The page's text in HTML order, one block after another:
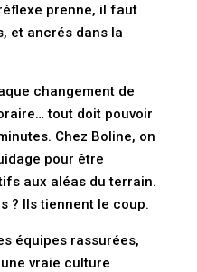
prenne, il faut
et ancrés dans la
changement de
tout doit pouvoir
Chez Boline, on
pour être
aux aléas du terrain.
? Ils tiennent le coup.
équipes rassurées,
vraie culture